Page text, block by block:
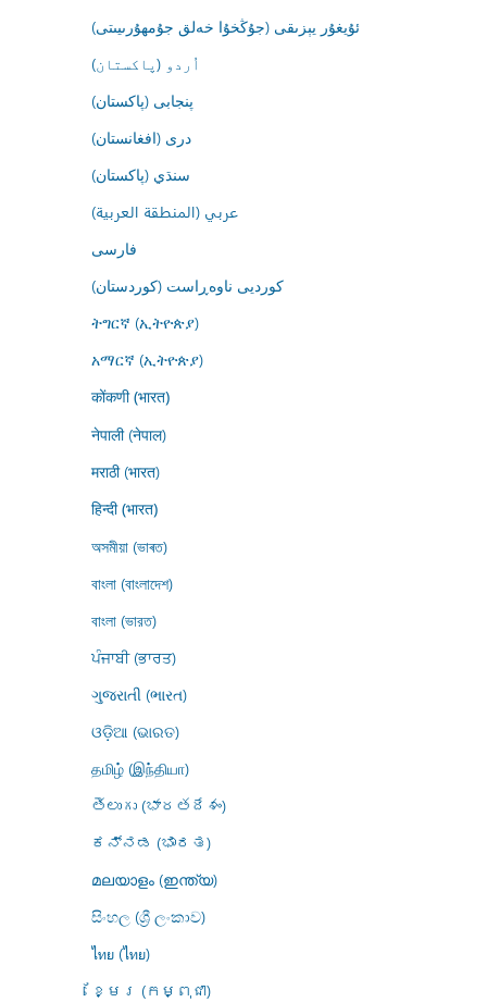
ئۇيغۇر يېزىقى (جۇڭخۇا خەلق جۇمھۇرىيىتى)
اُردو (پاکستان)
پنجابی (پاکستان)
درى (افغانستان)
سنڌي (پاکستان)
عربي (المنطقة العربية)
فارسى
کوردیی ناوەڕاست (کوردستان)
ትግርኛ (ኢትዮጵያ)
አማርኛ (ኢትዮጵያ)
कोंकणी (भारत)
नेपाली (नेपाल)
मराठी (भारत)
हिन्दी (भारत)
অসমীয়া (ভাৰত)
বাংলা (বাংলাদেশ)
বাংলা (ভারত)
ਪੰਜਾਬੀ (ਭਾਰਤ)
ગુજરાતી (ભારત)
ଓଡ଼ିଆ (ଭାରତ)
தமிழ் (இந்தியா)
తెలుగు (భారతదేశం)
ಕನ್ನಡ (ಭಾರತ)
മലയാളം (ഇന്ത്യ)
සිංහල (ශ්‍රී ලංකාව)
ไทย (ไทย)
ខ្មែរ (កម្ពុជា)